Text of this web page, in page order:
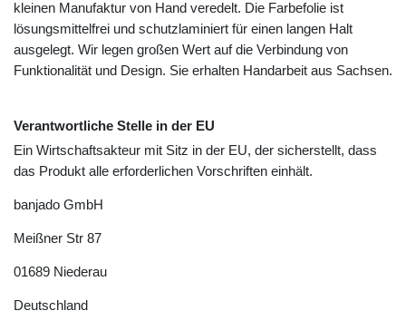
kleinen Manufaktur von Hand veredelt. Die Farbefolie ist
lösungsmittelfrei und schutzlaminiert für einen langen Halt
ausgelegt. Wir legen großen Wert auf die Verbindung von
Funktionalität und Design. Sie erhalten Handarbeit aus Sachsen.
Verantwortliche Stelle in der EU
Ein Wirtschaftsakteur mit Sitz in der EU, der sicherstellt, dass
das Produkt alle erforderlichen Vorschriften einhält.
banjado GmbH
Meißner Str 87
01689 Niederau
Deutschland